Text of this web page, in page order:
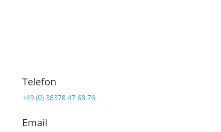
Telefon
+49 (0) 38378 47 68 76
Email